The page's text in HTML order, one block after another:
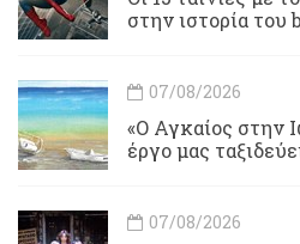
στην ιστορία του
07/08/2026
«Ο Αγκαίος στην
έργο μας
07/08/2026